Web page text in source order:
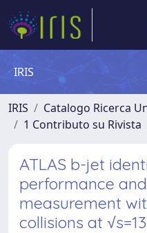
IRIS
IRIS
Catalogo Ricerca
1 Contributo su Rivista
ATLAS b-jet
performance
measurement
collisions at